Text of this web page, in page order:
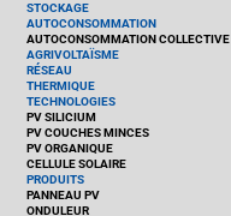
STOCKAGE
AUTOCONSOMMATION
AUTOCONSOMMATION COLLECTIVE
AGRIVOLTAÏSME
RÉSEAU
THERMIQUE
TECHNOLOGIES
PV SILICIUM
PV COUCHES MINCES
PV ORGANIQUE
CELLULE SOLAIRE
PRODUITS
PANNEAU PV
ONDULEUR